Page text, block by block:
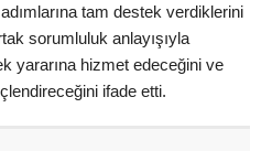
tam destek verdiklerini
sorumluluk anlayışıyla
yararına hizmet edeceğini ve
ifade etti.